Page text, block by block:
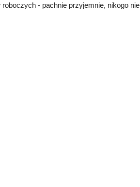
- pachnie przyjemnie, nikogo nie